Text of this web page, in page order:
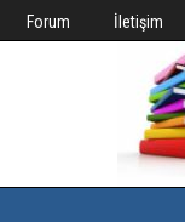
Forum İletişim